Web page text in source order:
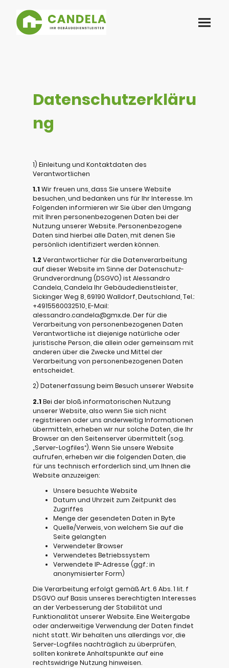
Datenschutzerkläru
ng
1) Einleitung und Kontaktdaten des
Verantwortlichen
1.1Wir freuen uns, dass Sie unsere Website
besuchen, und bedanken uns für Ihr Interesse. Im
Folgenden informieren wir Sie über den Umgang
mit Ihren personenbezogenen Daten bei der
Nutzung unserer Website. Personenbezogene
Daten sind hierbei alle Daten, mit denen Sie
persönlich identifiziert werden können.
1.2 Verantwortlicher für die Datenverarbeitung
auf dieser Website im Sinne der Datenschutz-
Grundverordnung (DSGVO) ist Alessandro
Candela, Candela Ihr Gebäudedienstleister,
Sickinger Weg 8, 69190 Walldorf, Deutschland, Tel.:
+4915560032510, E-Mail:
alessandro.candela@gmx.de. Der für die
Verarbeitung von personenbezogenen Daten
Verantwortliche ist diejenige natürliche oder
juristische Person, die allein oder gemeinsam mit
anderen über die Zwecke und Mittel der
Verarbeitung von personenbezogenen Daten
entscheidet.
2) Datenerfassung beim Besuch unserer Website
2.1Bei der bloß informatorischen Nutzung
unserer Website, also wenn Sie sich nicht
registrieren oder uns anderweitig Informationen
übermitteln, erheben wir nur solche Daten, die Ihr
Browser an den Seitenserver übermittelt (sog.
„Server-Logfiles“). Wenn Sie unsere Website
aufrufen, erheben wir die folgenden Daten, die
für uns technisch erforderlich sind, um Ihnen die
Website anzuzeigen:
Unsere besuchte Website
Datum und Uhrzeit zum Zeitpunkt des
Zugriffes
Menge der gesendeten Daten in Byte
Quelle/Verweis, von welchem Sie auf die
Seite gelangten
Verwendeter Browser
Verwendetes Betriebssystem
Verwendete IP-Adresse (ggf.: in
anonymisierter Form)
Die Verarbeitung erfolgt gemäß Art. 6 Abs. 1 lit. f
DSGVO auf Basis unseres berechtigten Interesses
an der Verbesserung der Stabilität und
Funktionalität unserer Website. Eine Weitergabe
oder anderweitige Verwendung der Daten findet
nicht statt. Wir behalten uns allerdings vor, die
Server-Logfiles nachträglich zu überprüfen,
sollten konkrete Anhaltspunkte auf eine
rechtswidrige Nutzung hinweisen.